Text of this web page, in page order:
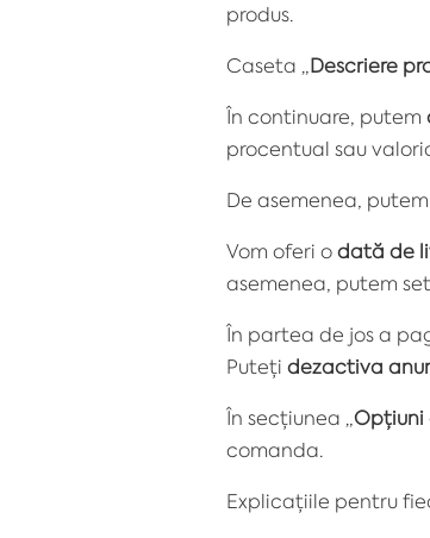
produs.
Caseta „ Descriere
În continuare, putem
procentual sau
De asemenea,
Vom oferi o dată de
asemenea, putem
În partea de jos a
Puteți dezactiva
În secțiunea „ Opțiuni
comanda.
Explicațiile pentru